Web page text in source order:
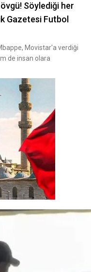
Söylediği her
Gazetesi Futbol
Movistar'a verdiği
de insan olara